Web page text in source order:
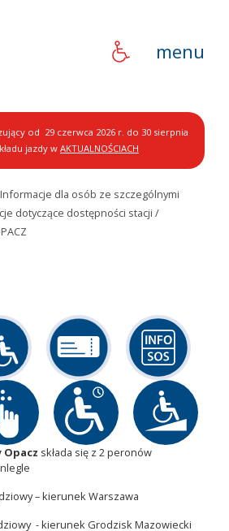
menu
od 29 czerwca 2026 r. do 30 sierpnia
jazdy w AKTUALNOŚCIACH
Informacje dla osób ze szczególnymi
dotyczące dostępności stacji /
składa się z 2 peronów
– kierunek Warszawa
- kierunek Grodzisk Mazowiecki